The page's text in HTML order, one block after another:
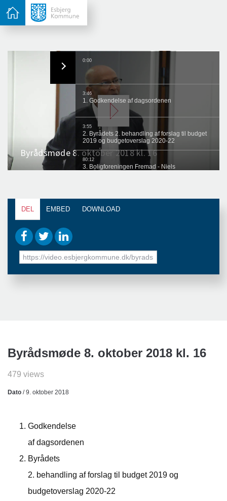
DEL EMBED DOWNLOAD
URL
to
Byrådsmøde 8. oktober 2018 kl. 16
479 views
Dato / 9. oktober 2018
Godkendelse
af dagsordenen
Byrådets
2. behandling af forslag til budget 2019 og
budgetoverslag 2020-22